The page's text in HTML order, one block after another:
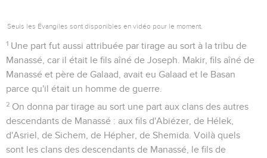
Seuls les Évangiles sont disponibles en vidéo pour le moment.
1 Une part fut aussi attribuée par tirage au sort à la tribu de
Manassé, car il était le fils aîné de Joseph. Makir, fils aîné de
Manassé et père de Galaad, avait eu Galaad et le Basan
parce qu'il était un homme de guerre.
2 On donna par tirage au sort une part aux clans des autres
descendants de Manassé : aux fils d'Abiézer, de Hélek,
d'Asriel, de Sichem, de Hépher, de Shemida. Voilà quels
sont les clans des descendants de Manassé, le fils de